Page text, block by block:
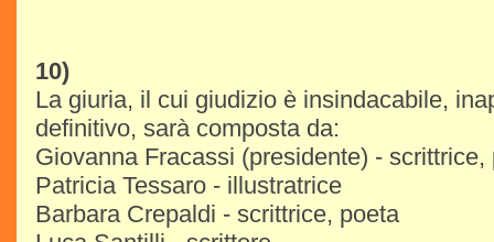
10)
La giuria, il cui giudizio è insindacabile,
definitivo, sarà composta da:
Giovanna Fracassi (presidente) - scrittrice,
Patricia Tessaro - illustratrice
Barbara Crepaldi - scrittrice, poeta